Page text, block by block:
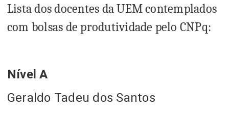
Lista dos docentes da UEM contemplados
com bolsas de produtividade pelo CNPq:
Nível A
Geraldo Tadeu dos Santos